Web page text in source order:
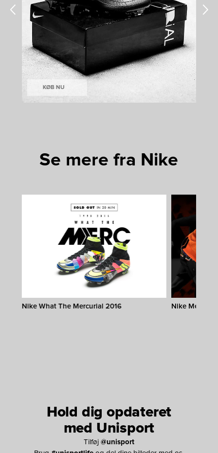
KØB NU
Se mere fra Nike
Nike What The Mercurial 2016 Nike
Hold dig opdateret
med Unisport
Tilføj @unisport